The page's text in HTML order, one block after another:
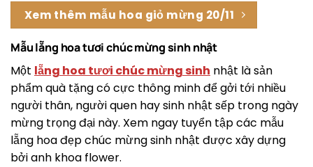
Xem thêm mẫu hoa giỏ mừng 20/11
Mẫu lẵng hoa tươi chúc mừng sinh nhật
Một lẵng hoa tươi chúc mừng sinh nhật là sản
phẩm quà tặng có cực thông minh để gởi tới nhiều
người thân, người quen hay sinh nhật sếp trong ngày
mừng trọng đại này. Xem ngay tuyển tập các mẫu
lẵng hoa đẹp chúc mừng sinh nhật được xây dựng
bởi anh khoa flower.